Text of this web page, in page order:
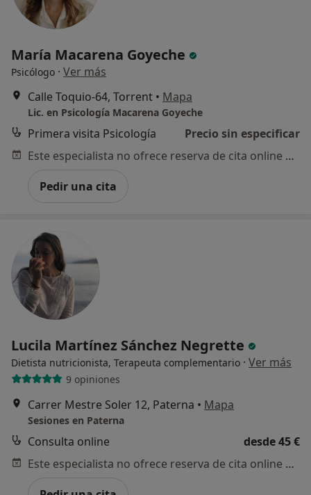
María Macarena Goyeche
Psicólogo · Ver más
Calle Toquio-64, Torrent • Mapa
Lic. en Psicología Macarena Goyeche
Primera visita Psicología
Precio sin especificar
Este especialista no ofrece reserva de cita online en esta dirección.
Pedir una cita
Lucila Martínez Sánchez Negrette
Dietista nutricionista, Terapeuta complementario · Ver más
9 opiniones
Carrer Mestre Soler 12, Paterna • Mapa
Sesiones en Paterna
Consulta online
desde 45 €
Este especialista no ofrece reserva de cita online en esta dirección.